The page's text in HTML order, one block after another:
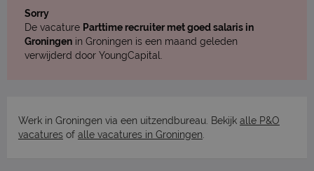
Sorry
De vacature Parttime recruiter met goed salaris in
Groningen in Groningen is een maand geleden
verwijderd door YoungCapital.
Werk in Groningen via een uitzendbureau. Bekijk alle P&O
vacatures of alle vacatures in Groningen